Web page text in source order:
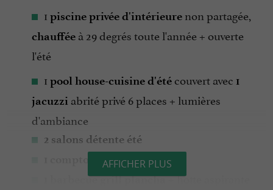
1 piscine privée d'intérieure non partagée,
chauffée à 29 degrés toute l'année + ouverte
l'été
1 pool house-cuisine d'été couvert avec 1
jacuzzi abrité privé 6 places + lumières
d'ambiance
2 salons détente été
1 comptoir bar
1 barbecue grill plancha+ hotte aspirante
AFFICHER PLUS